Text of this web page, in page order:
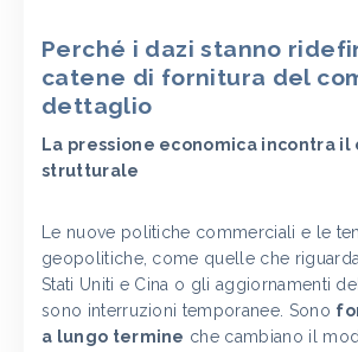
Perché i dazi stanno
catene di fornitura del
dettaglio
La pressione economica incontra il
strutturale
Le nuove politiche commerciali e le
geopolitiche, come quelle che
Stati Uniti e Cina o gli aggiornamenti
sono interruzioni temporanee. Sono
a lungo termine che cambiano il